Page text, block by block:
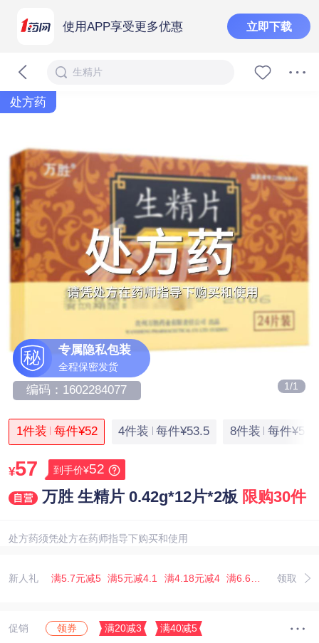
使用APP享受更多优惠 立即下载
生精片
处方药
1/1
专属隐私包装
全程保密发货
秘
编码：1602284077
1件装 每件¥52 4件装 每件¥53.5 8件装 每件
¥57 到手价¥52
万胜 生精片 0.42g*12片*2板 限购30件
处方药须凭处方在药师指导下购买和使用
新人礼 领取
满5.7元减5 满5元减4.1 满4.18元减4 满6.67元减5.07 满
促销 领券 满20减3 满40减5